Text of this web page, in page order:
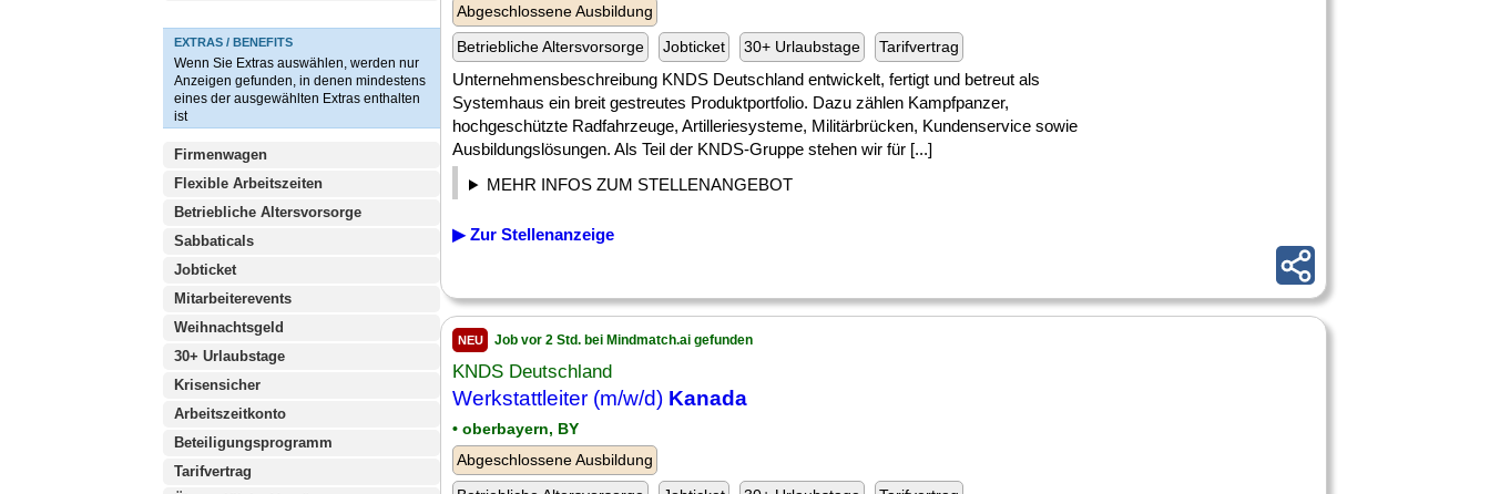
EXTRAS / BENEFITS
Wenn Sie Extras auswählen, werden nur
Anzeigen gefunden, in denen mindestens
eines der ausgewählten Extras enthalten
ist
Firmenwagen
Flexible Arbeitszeiten
Betriebliche Altersvorsorge
Sabbaticals
Jobticket
Mitarbeiterevents
Weihnachtsgeld
30+ Urlaubstage
Krisensicher
Arbeitszeitkonto
Beteiligungsprogramm
Tarifvertrag
Abgeschlossene Ausbildung
Betriebliche Altersvorsorge
Jobticket 30+ Urlaubstage Tarifvertrag
Unternehmensbeschreibung KNDS Deutschland entwickelt, fertigt und betreut als
Systemhaus ein breit gestreutes Produktportfolio. Dazu zählen Kampfpanzer,
hochgeschützte Radfahrzeuge, Artilleriesysteme, Militärbrücken, Kundenservice sowie
Ausbildungslösungen. Als Teil der KNDS-Gruppe stehen wir für [...]
MEHR INFOS ZUM STELLENANGEBOT
▶ Zur Stellenanzeige
NEU Job vor 2 Std. bei Mindmatch.ai gefunden
KNDS Deutschland
Werkstattleiter (m/w/d) Kanada
• oberbayern, BY
Abgeschlossene Ausbildung